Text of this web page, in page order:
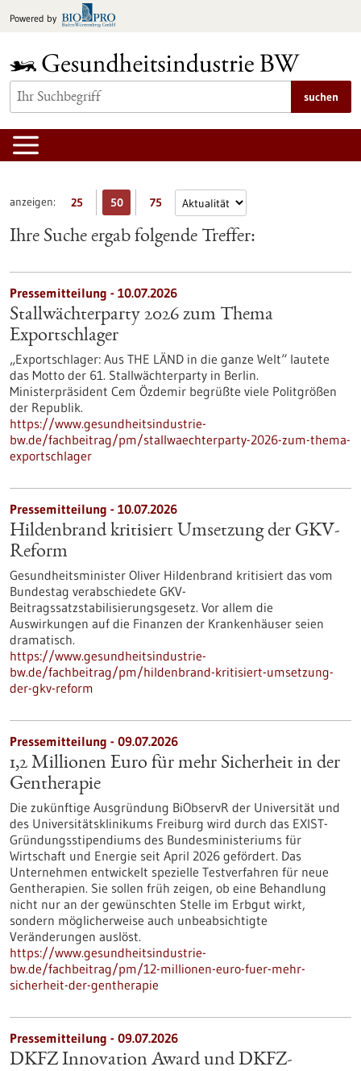
Inhalt
Powered by
suchen
anzeigen: 25 50 75
Ihre Suche ergab folgende Treffer:
Pressemitteilung - 10.07.2026
Stallwächterparty 2026 zum Thema
Exportschlager
„Exportschlager: Aus THE LÄND in die ganze Welt“ lautete
das Motto der 61. Stallwächterparty in Berlin.
Ministerpräsident Cem Özdemir begrüßte viele Politgrößen
der Republik.
https://www.gesundheitsindustrie-
bw.de/fachbeitrag/pm/stallwaechterparty-2026-zum-thema-
exportschlager
Pressemitteilung - 10.07.2026
Hildenbrand kritisiert Umsetzung der GKV-
Reform
Gesundheitsminister Oliver Hildenbrand kritisiert das vom
Bundestag verabschiedete GKV-
Beitragssatzstabilisierungsgesetz. Vor allem die
Auswirkungen auf die Finanzen der Krankenhäuser seien
dramatisch.
https://www.gesundheitsindustrie-
bw.de/fachbeitrag/pm/hildenbrand-kritisiert-umsetzung-
der-gkv-reform
Pressemitteilung - 09.07.2026
1,2 Millionen Euro für mehr Sicherheit in der
Gentherapie
Die zukünftige Ausgründung BiObservR der Universität und
des Universitätsklinikums Freiburg wird durch das EXIST-
Gründungsstipendiums des Bundesministeriums für
Wirtschaft und Energie seit April 2026 gefördert. Das
Unternehmen entwickelt spezielle Testverfahren für neue
Gentherapien. Sie sollen früh zeigen, ob eine Behandlung
nicht nur an der gewünschten Stelle im Erbgut wirkt,
sondern möglicherweise auch unbeabsichtigte
Veränderungen auslöst.
https://www.gesundheitsindustrie-
bw.de/fachbeitrag/pm/12-millionen-euro-fuer-mehr-
sicherheit-der-gentherapie
Pressemitteilung - 09.07.2026
DKFZ Innovation Award und DKFZ-